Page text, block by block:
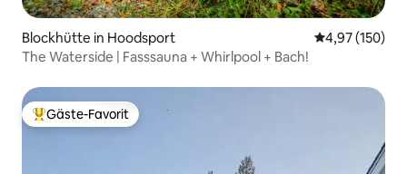
Blockhütte in Hoodsport
4,97 (150)
The Waterside | Fasssauna + Whirlpool + Bach!
Beliebter Gäste-Favorit.
Gäste-Favorit